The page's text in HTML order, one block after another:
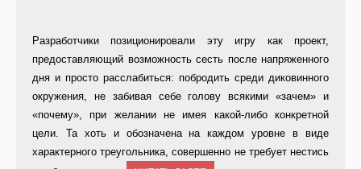
Разработчики позиционировали эту игру как проект,
предоставляющий возможность сесть после напряженного
дня и просто расслабиться: побродить среди диковинного
окружения, не забивая себе голову всякими «зачем» и
«почему», при желании не имея какой-либо конкретной
цели. Та хоть и обозначена на каждом уровне в виде
характерного треугольника, совершенно не требует нестись